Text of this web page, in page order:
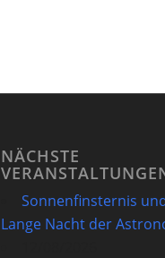
NÄCHSTE
Sonnenfinsternis
Lange Nacht der